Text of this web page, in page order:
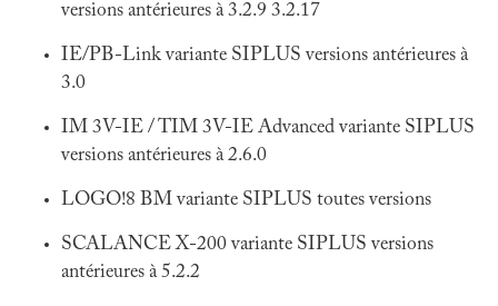
versions antérieures à 3.2.9 3.2.17
IE/PB-Link variante SIPLUS versions antérieures à
3.0
IM 3V-IE / TIM 3V-IE Advanced variante SIPLUS
versions antérieures à 2.6.0
LOGO!8 BM variante SIPLUS toutes versions
SCALANCE X-200 variante SIPLUS versions
antérieures à 5.2.2